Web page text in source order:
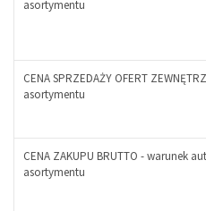
+
asortymentu
-
+
CENA SPRZEDAŻY OFERT
asortymentu
CENA ZAKUPU BRUTTO - warunek
asortymentu